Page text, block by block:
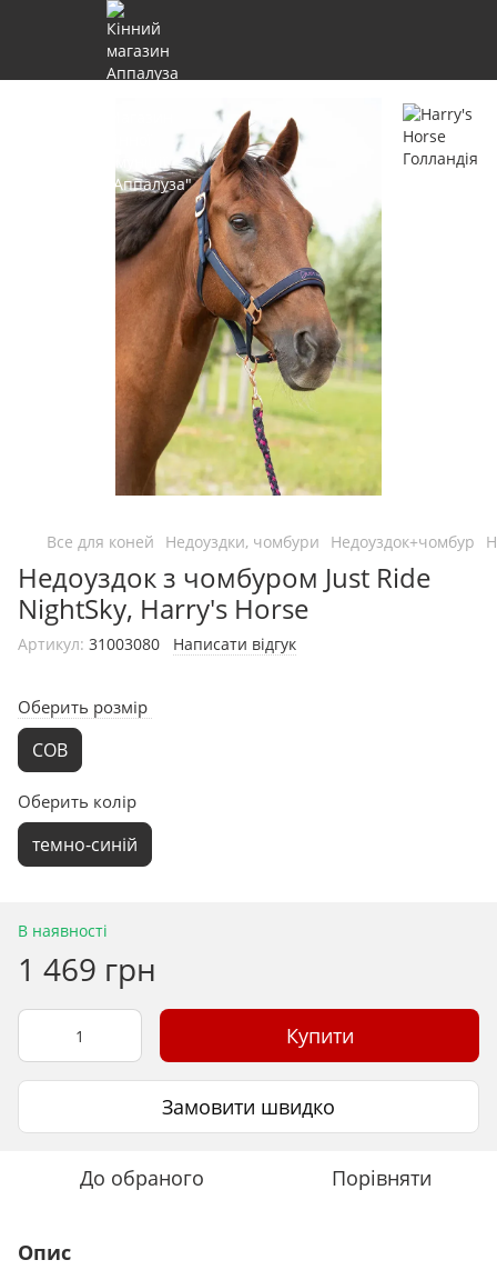
Все для коней Недоуздки, чомбури Недоуздок+чомбур
Недоуздок з чомбуром Just Ride
NightSky, Harry's Horse
Артикул: 31003080 Написати відгук
Оберить розмір
COB
Оберить колір
темно-синій
В наявності
1 469 грн
Купити
Замовити швидко
До обраного Порівняти
Опис